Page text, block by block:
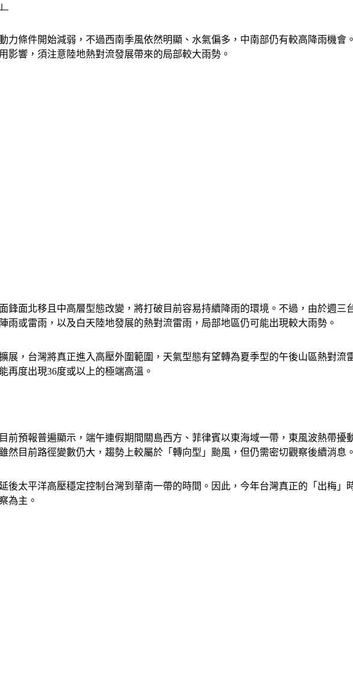
力條件開始減弱，不過西南季風依然明顯、水氣偏多，中南部仍有較高降雨機會
響，須注意陸地熱對流發展帶來的局部較大雨勢。
鋒面北移且中高層型態改變，將打破目前容易持續降雨的環境。不過，由於週三
或雷雨，以及白天陸地發展的熱對流雷雨，局部地區仍可能出現較大雨勢。
展，台灣將真正進入高壓外圍範圍，天氣型態有望轉為夏季型的午後山區熱對流
再度出現36度或以上的極端高溫。
預報普遍顯示，端午連假期間關島西方、菲律賓以東海域一帶，東風波熱帶擾
目前路徑變數仍大，趨勢上較屬於「轉向型」颱風，但仍需密切觀察後續消息。
太平洋高壓穩定控制台灣到華南一帶的時間。因此，今年台灣真正的「出梅」
為主。